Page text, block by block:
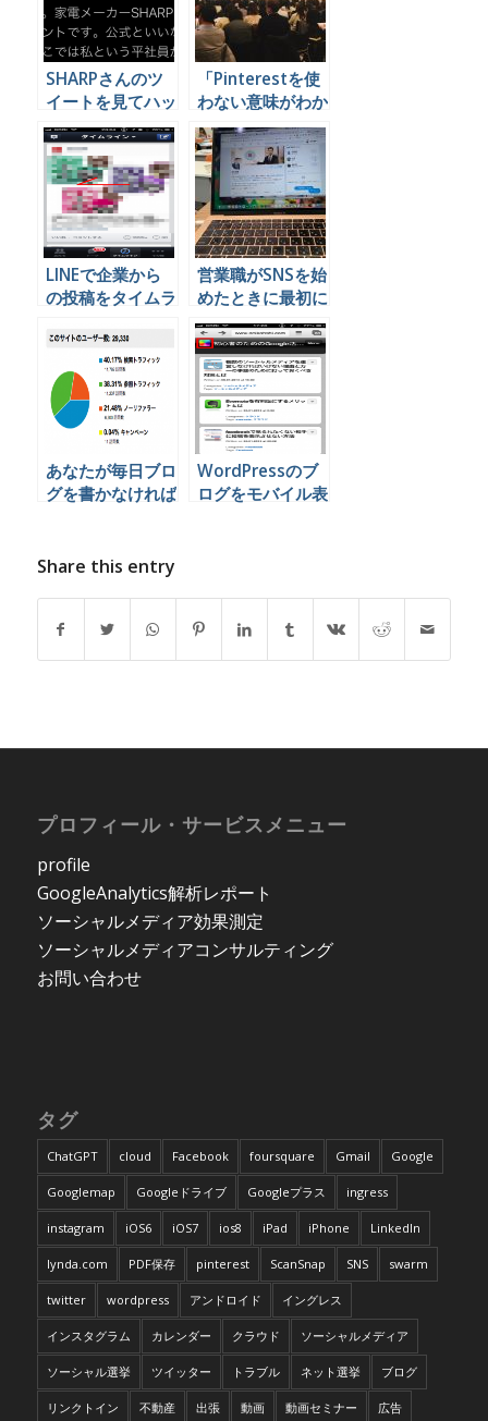
いておきます
SHARPさんのツ
イートを見てハッ
と原点に戻った気
がしたお話
「Pinterestを使
わない意味がわか
らない」というの
をもうちょっと細
かいところまで書
きたいので書く。
LINEで企業から
の投稿をタイムラ
い方法 iPhone
営業職がSNSを始
めたときに最初に
やるべき3つの行
動とは
あなたが毎日ブロ
グを書かなければ
WordPressのブ
ログをモバイル表
Share this entry
プロフィール・サービスメニュー
profile
GoogleAnalytics解析レポート
ソーシャルメディア効果測定
ソーシャルメディアコンサルティング
お問い合わせ
タグ
ChatGPT cloud Facebook foursquare Gmail Google
Googlemap Googleドライブ Googleプラス ingress
instagram iOS6 iOS7 ios8 iPad iPhone LinkedIn
lynda.com PDF保存 pinterest ScanSnap SNS swarm
twitter wordpress アンドロイド イングレス
インスタグラム カレンダー クラウド ソーシャルメディア
ソーシャル選挙 ツイッター トラブル ネット選挙 ブログ
リンクトイン 不動産 出張 動画 動画セミナー 広告